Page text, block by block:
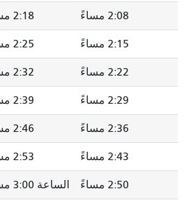
2:08 مساءً 2:18 مساءً
2:15 مساءً 2:25 مساءً
2:22 مساءً 2:32 مساءً
2:29 مساءً 2:39 مساءً
2:36 مساءً 2:46 مساءً
2:43 مساءً 2:53 مساءً
2:50 مساءً الساعة 3:00 مساءً